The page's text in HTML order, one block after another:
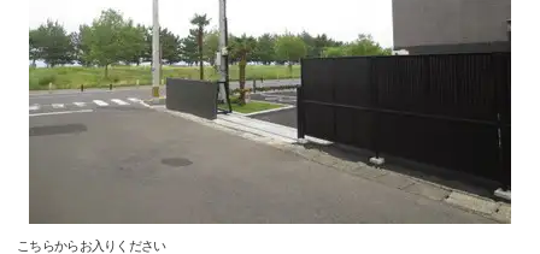
こちらからお入りください